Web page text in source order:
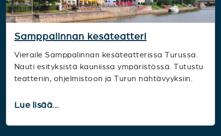
Samppalinnan kesäteatteri
Vieraile Samppalinnan kesäteatterissa Turussa.
Nauti esityksistä kauniissa ympäristössä. Tutustu
teatteriin, ohjelmistoon ja Turun nähtävyyksiin.
Lue lisää...